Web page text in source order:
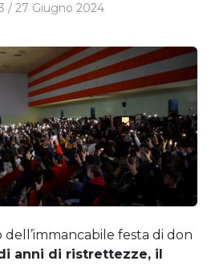
/ 27 Giugno 2024
dell’immancabile festa di don
anni di ristrettezze, il